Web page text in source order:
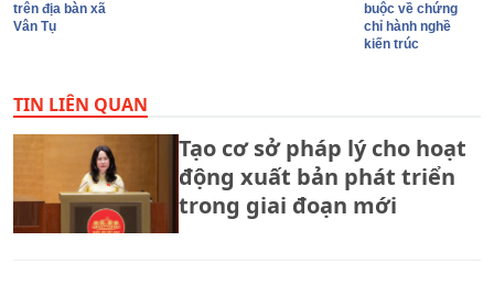
trên địa bàn xã
Vân Tụ
buộc về chứng
chỉ hành nghề
kiến trúc
TIN LIÊN QUAN
Tạo cơ sở pháp lý cho hoạt
động xuất bản phát triển
trong giai đoạn mới